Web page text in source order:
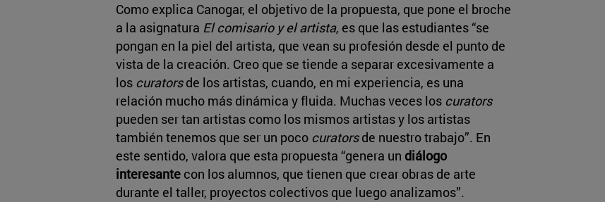
Como explica Canogar, el objetivo de la propuesta, que pone el broche
a la asignatura El comisario y el artista, es que las estudiantes “se
pongan en la piel del artista, que vean su profesión desde el punto de
vista de la creación. Creo que se tiende a separar excesivamente a
los curatorsde los artistas, cuando, en mi experiencia, es una
relación mucho más dinámica y fluida. Muchas veces los curators
pueden ser tan artistas como los mismos artistas y los artistas
también tenemos que ser un poco curatorsde nuestro trabajo”. En
este sentido, valora que esta propuesta “genera un diálogo
interesante con los alumnos, que tienen que crear obras de arte
durante el taller, proyectos colectivos que luego analizamos”.